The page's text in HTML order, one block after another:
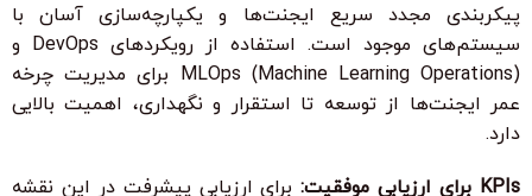
پیکربندی مجدد سریع ایجنت‌ها و یکپارچه‌سازی آسان با
سیستم‌های موجود
است. استفاده از رویکردهای DevOps و
MLOps (Machine Learning Operations) برای مدیریت چرخه
عمر ایجنت‌ها از توسعه تا استقرار و نگهداری، اهمیت بالایی
دارد.
KPIs برای ارزیابی موفقیت: برای ارزیابی پیشرفت در این نقشه